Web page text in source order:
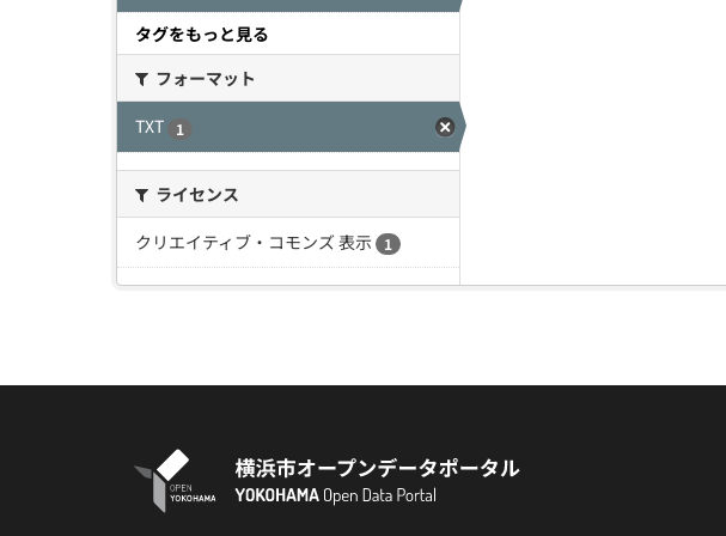
タグをもっと見る
フォーマット
TXT
1
ライセンス
クリエイティブ・コモンズ 表示
1